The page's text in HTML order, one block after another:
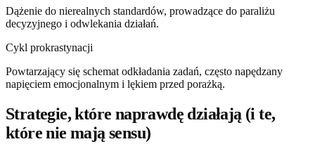
Dążenie do nierealnych standardów, prowadzące do paraliżu
decyzyjnego i odwlekania działań.
Cykl prokrastynacji
Powtarzający się schemat odkładania zadań, często napędzany
napięciem emocjonalnym i lękiem przed porażką.
Strategie, które naprawdę działają (i te,
które nie mają sensu)